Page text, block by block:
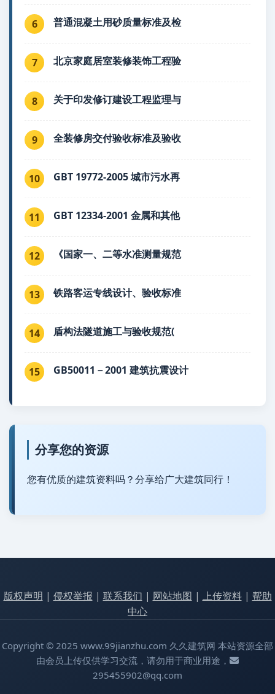
6 普通混凝土用砂质量标准及检
7 北京家庭居室装修装饰工程验
8 关于印发修订建设工程监理与
9 全装修房交付验收标准及验收
10 GBT 19772-2005 城市污水再
11 GBT 12334-2001 金属和其他
12 《国家一、二等水准测量规范
13 铁路客运专线设计、验收标准
14 盾构法隧道施工与验收规范(
15 GB50011－2001 建筑抗震设计
分享您的资源
您有优质的建筑资料吗？分享给广大建筑同行！
版权声明 | 侵权举报 | 联系我们 | 网站地图 | 上传资料| 帮助
中心
Copyright © 2025 www.99jianzhu.com 久久建筑网 本站资源全部
由会员上传仅供学习交流，请勿用于商业用途，
295455902@qq.com